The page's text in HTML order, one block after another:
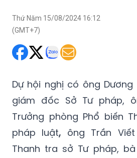
Thứ Năm 15/08/2024 16:12
(GMT+7)
Dự hội nghị có ông Dương
giám đốc Sở Tư pháp,
Trưởng phòng Phổ biến
pháp luật, ông Trần
Thanh tra sở Tư pháp, bà